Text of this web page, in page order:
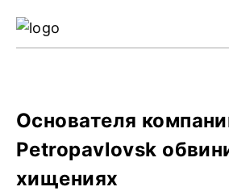
Основателя
Petropavlovsk
хищениях